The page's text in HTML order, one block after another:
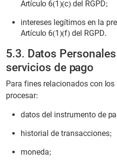
Artículo 6(1)(c) del RGPD;
intereses legítimos en la
Artículo 6(1)(f) del RGPD.
5.3. Datos
servicios de pago
Para fines relacionados con
procesar:
datos del instrumento de
historial de transacciones;
moneda;